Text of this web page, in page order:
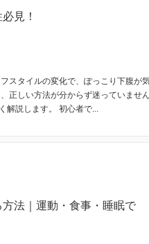
見！
スタイルの変化で、ぽっこり下腹が
正しい方法が分からず迷っていませ
解説します。 初心者で...
法｜運動・食事・睡眠で